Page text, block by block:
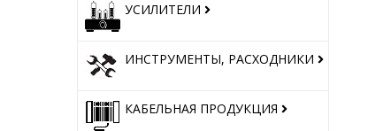
УСИЛИТЕЛИ
ИНСТРУМЕНТЫ, РАСХОДНИКИ
КАБЕЛЬНАЯ ПРОДУКЦИЯ